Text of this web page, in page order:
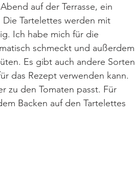
auf der Terrasse, ein
Tartelettes werden mit
Ich habe mich für die
schmeckt und außerdem
Es gibt auch andere Sorten
das Rezept verwenden kann.
zu den Tomaten passt. Für
Backen auf den Tartelettes